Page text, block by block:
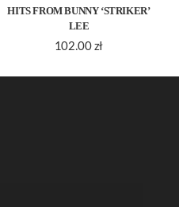
HITS FROM BUNNY ‘STRIKER’
LEE
102.00 zł